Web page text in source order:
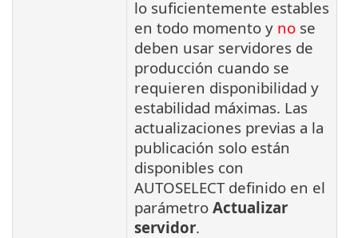
lo suficientemente estables
en todo momento y no se
deben usar servidores de
producción cuando se
requieren disponibilidad y
estabilidad máximas. Las
actualizaciones previas a la
publicación solo están
disponibles con
AUTOSELECT definido en el
parámetro Actualizar
servidor.